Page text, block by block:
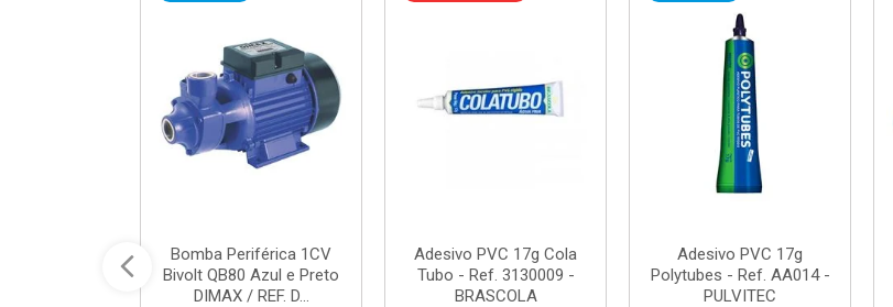
Bomba Periférica 1CV
Bivolt QB80 Azul e Preto
DIMAX / REF. D...
Adesivo PVC 17g Cola
Tubo - Ref. 3130009 -
BRASCOLA
Adesivo PVC 17g
Polytubes - Ref. AA014 -
PULVITEC